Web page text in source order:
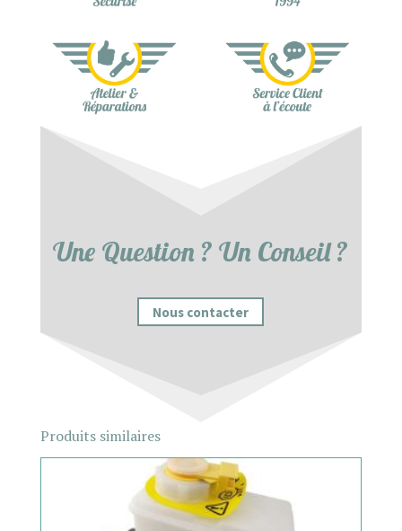
Une Question ? Un Conseil ?
Nous contacter
Produits similaires